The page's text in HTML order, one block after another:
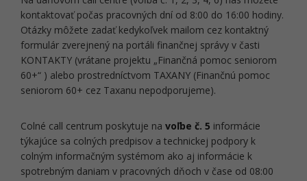
kontaktovať počas pracovných dní od 8:00 do 16:00 hodiny.
Otázky môžete zadať kedykoľvek mailom cez kontaktný
formulár zverejnený na portáli finančnej správy v časti
KONTAKTY (vrátane projektu „Finančná pomoc seniorom
60+“ ) alebo prostredníctvom TAXANY (Finančnú pomoc
seniorom 60+ cez Taxanu nepodporujeme).
Colné call centrum poskytuje na voľbe č. 5 informácie
týkajúce sa colných predpisov a technickej podpory k
colným informačným systémom ako aj informácie k
spotrebným daniam v pracovných dňoch v čase od 08:00